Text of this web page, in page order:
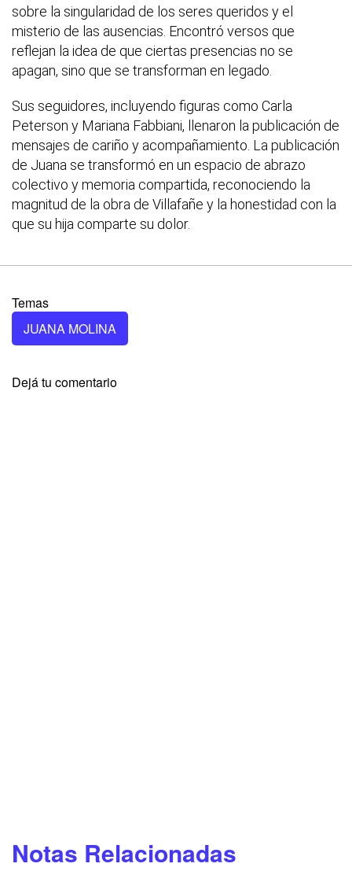
sobre la singularidad de los seres queridos y el
misterio de las ausencias. Encontró versos que
reflejan la idea de que ciertas presencias no se
apagan, sino que se transforman en legado.
Sus seguidores, incluyendo figuras como Carla
Peterson y Mariana Fabbiani, llenaron la publicación de
mensajes de cariño y acompañamiento. La publicación
de Juana se transformó en un espacio de abrazo
colectivo y memoria compartida, reconociendo la
magnitud de la obra de Villafañe y la honestidad con la
que su hija comparte su dolor.
Temas
JUANA MOLINA
Dejá tu comentario
Notas Relacionadas